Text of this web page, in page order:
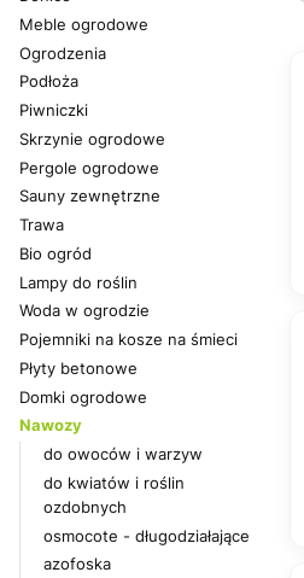
Meble ogrodowe
Ogrodzenia
Podłoża
Piwniczki
Skrzynie ogrodowe
Pergole ogrodowe
Sauny zewnętrzne
Trawa
Bio ogród
Lampy do roślin
Woda w ogrodzie
Pojemniki na kosze na śmieci
Płyty betonowe
Domki ogrodowe
Nawozy
do owoców i warzyw
do kwiatów i roślin
ozdobnych
osmocote - długodziałające
azofoska